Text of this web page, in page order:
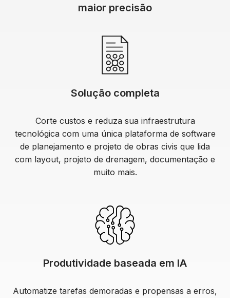
maior precisão
Solução completa
Corte custos e reduza sua infraestrutura
tecnológica com uma única plataforma de software
de planejamento e projeto de obras civis que lida
com layout, projeto de drenagem, documentação e
muito mais.
Produtividade baseada em IA
Automatize tarefas demoradas e propensas a erros,